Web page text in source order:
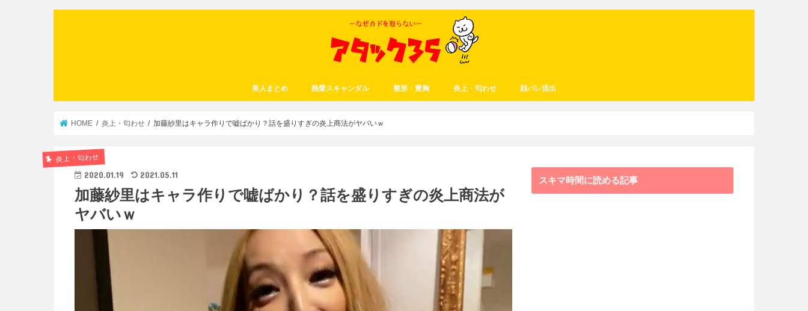
美人まとめ 熱愛スキャンダル 整形・豊胸 炎上・匂わせ 顔バレ流出
HOME 炎上・匂わせ 加藤紗里はキャラ作りで嘘ばかり？話を盛りすぎの炎上商法がヤバいｗ
炎上・匂わせ
2020.01.19 2021.05.11
加藤紗里はキャラ作りで嘘ばかり？話を盛りすぎの炎上商法が
ヤバいｗ
スキマ時間に読める記事